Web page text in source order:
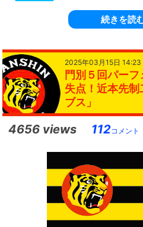
続きを読
2025年03月15日 14:23
門別５回パー
失点！近本先
ブス」
4656 views 112コメント